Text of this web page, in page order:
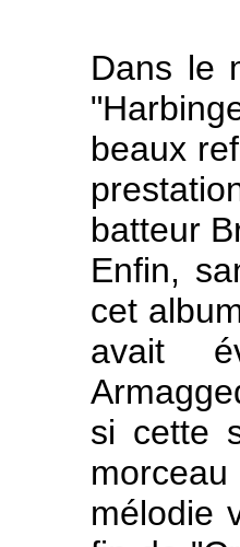
Dans le
beaux
batteur
Enfin,
cet
avait
si cette
mélodie